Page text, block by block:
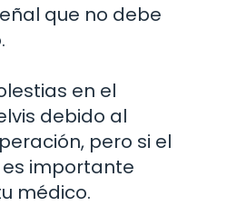
que no debe
en el
debido al
pero si el
importante
médico.